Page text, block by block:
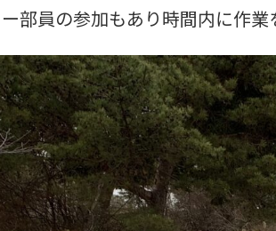
部員の参加もあり時間内に作